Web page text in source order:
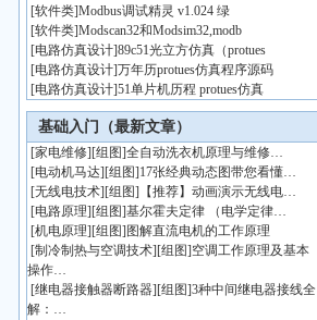
[软件类]Modbus调试精灵 v1.024 绿
[软件类]Modscan32和Modsim32,modb
[电路仿真设计]89c51光立方仿真（protues
[电路仿真设计]万年历protues仿真程序源码
[电路仿真设计]51单片机历程 protues仿真
基础入门（最新文章）
[家电维修][组图]全自动洗衣机原理与维修…
[电动机马达][组图]17张经典动态图带您看懂…
[无线电技术][组图] 【推荐】动画演示无线电…
[电路原理][组图]基尔霍夫定律 （电学定律…
[机电原理][组图] 图解直流电机的工作原理
[制冷制热与空调技术][组图]空调工作原理及基本
操作…
[继电器接触器断路器][组图]3种中间继电器接线全
解：…